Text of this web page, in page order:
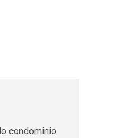
condominio